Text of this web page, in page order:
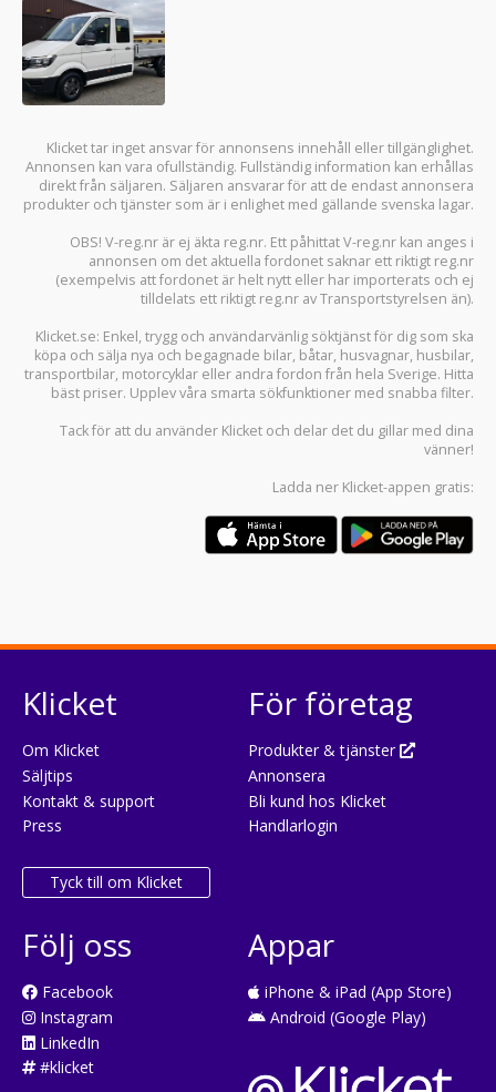
Klicket tar inget ansvar för annonsens innehåll eller tillgänglighet.
Annonsen kan vara ofullständig. Fullständig information kan erhållas
direkt från säljaren. Säljaren ansvarar för att de endast annonsera
produkter och tjänster som är i enlighet med gällande svenska lagar.
OBS! V-reg.nr är ej äkta reg.nr. Ett påhittat V-reg.nr kan anges i
annonsen om det aktuella fordonet saknar ett riktigt reg.nr
(exempelvis att fordonet är helt nytt eller har importerats och ej
tilldelats ett riktigt reg.nr av Transportstyrelsen än).
Klicket.se: Enkel, trygg och användarvänlig söktjänst för dig som ska
köpa och sälja nya och begagnade bilar, båtar, husvagnar, husbilar,
transportbilar, motorcyklar eller andra fordon från hela Sverige. Hitta
bäst priser. Upplev våra smarta sökfunktioner med snabba filter.
Tack för att du använder Klicket och delar det du gillar med dina
vänner!
Ladda ner Klicket-appen gratis:
Klicket
Om Klicket
Säljtips
Kontakt & support
Press
Tyck till om Klicket
För företag
Produkter & tjänster
Annonsera
Bli kund hos Klicket
Handlarlogin
Följ oss
Facebook
Instagram
LinkedIn
#klicket
Appar
iPhone & iPad (App Store)
Android (Google Play)